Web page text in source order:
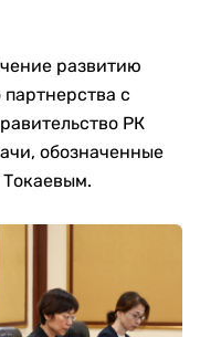
развитию
с
РК
обозначенные